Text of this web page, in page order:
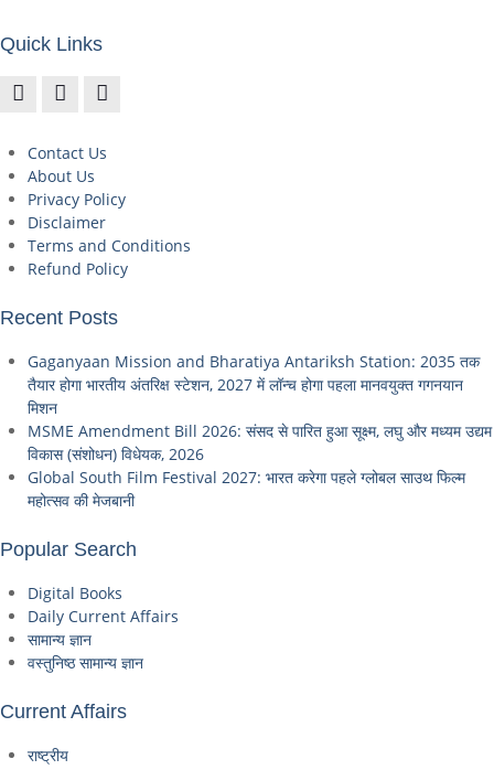
Quick Links
Contact Us
About Us
Privacy Policy
Disclaimer
Terms and Conditions
Refund Policy
Recent Posts
Gaganyaan Mission and Bharatiya Antariksh Station: 2035 तक
तैयार होगा भारतीय अंतरिक्ष स्टेशन, 2027 में लॉन्च होगा पहला मानवयुक्त गगनयान
मिशन
MSME Amendment Bill 2026: संसद से पारित हुआ सूक्ष्म, लघु और मध्यम उद्यम
विकास (संशोधन) विधेयक, 2026
Global South Film Festival 2027: भारत करेगा पहले ग्लोबल साउथ फिल्म
महोत्सव की मेजबानी
Popular Search
Digital Books
Daily Current Affairs
सामान्य ज्ञान
वस्तुनिष्ठ सामान्य ज्ञान
Current Affairs
राष्ट्रीय